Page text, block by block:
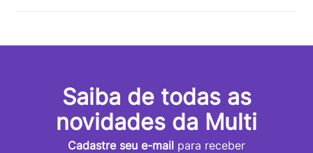
Saiba de todas as
novidades da Multi
Cadastre seu e-mail para receber